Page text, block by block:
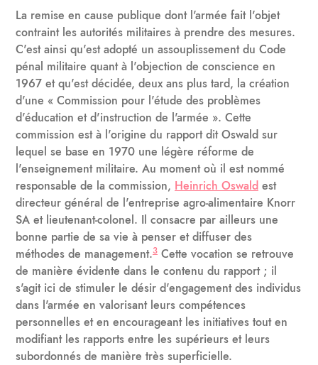
La remise en cause publique dont l'armée fait l'objet
contraint les autorités militaires à prendre des mesures.
C'est ainsi qu'est adopté un assouplissement du Code
pénal militaire quant à l'objection de conscience en
1967 et qu'est décidée, deux ans plus tard, la création
d'une « Commission pour l'étude des problèmes
d'éducation et d'instruction de l'armée ». Cette
commission est à l'origine du rapport dit Oswald sur
lequel se base en 1970 une légère réforme de
l'enseignement militaire. Au moment où il est nommé
responsable de la commission, Heinrich Oswald est
directeur général de l'entreprise agro-alimentaire Knorr
SA et lieutenant-colonel. Il consacre par ailleurs une
bonne partie de sa vie à penser et diffuser des
méthodes de management.3 Cette vocation se retrouve
de manière évidente dans le contenu du rapport ; il
s'agit ici de stimuler le désir d'engagement des individus
dans l'armée en valorisant leurs compétences
personnelles et en encourageant les initiatives tout en
modifiant les rapports entre les supérieurs et leurs
subordonnés de manière très superficielle.